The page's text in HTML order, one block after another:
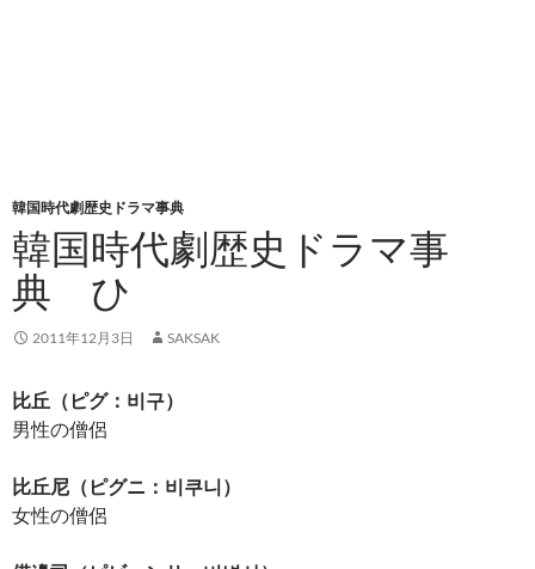
韓国時代劇歴史ドラマ事典
韓国時代劇歴史ドラマ事
典 ひ
2011年12月3日 SAKSAK
比丘（ピグ：비구）
男性の僧侶
比丘尼（ピグニ：비쿠니）
女性の僧侶